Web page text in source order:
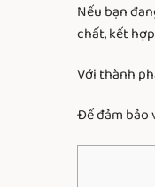
Nếu bạn
chất, kết
Với thành
Để đảm bảo